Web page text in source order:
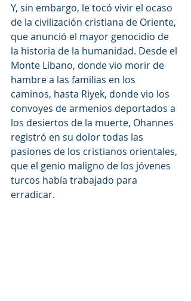
Y, sin embargo, le tocó vivir el ocaso
de la civilización cristiana de Oriente,
que anunció el mayor genocidio de
la historia de la humanidad. Desde el
Monte Líbano, donde vio morir de
hambre a las familias en los
caminos, hasta Riyek, donde vio los
convoyes de armenios deportados a
los desiertos de la muerte, Ohannes
registró en su dolor todas las
pasiones de los cristianos orientales,
que el genio maligno de los jóvenes
turcos había trabajado para
erradicar.